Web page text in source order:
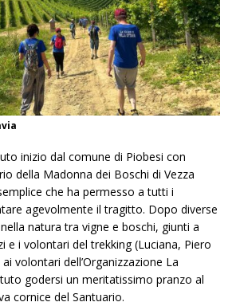
inizio dal comune di Piobesi con
della Madonna dei Boschi di Vezza
che ha permesso a tutti i
agevolmente il tragitto. Dopo diverse
natura tra vigne e boschi, giunti a
e i volontari del trekking (Luciana, Piero
volontari dell’Organizzazione La
godersi un meritatissimo pranzo al
cornice del Santuario.